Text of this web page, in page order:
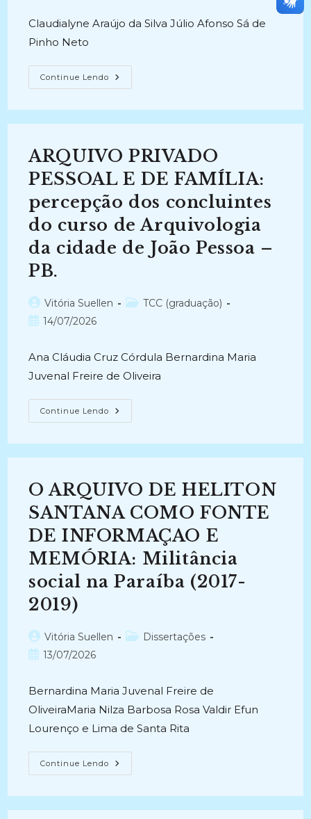
Claudialyne Araújo da Silva Júlio Afonso Sá de
Pinho Neto
Continue Lendo GESTÃO
DA
SETOR:
Do
Projeto
Garotada
Solidária
Desenvolvido
Pela
Organização
Não
Governamental
Amazona
ARQUIVO PRIVADO
PESSOAL E DE FAMÍLIA:
percepção dos concluintes
do curso de Arquivologia
da cidade de João Pessoa –
PB.
Autor
do
Vitória Suellen
Categoria
TCC (graduação)
Post14/07/2026
Ana Cláudia Cruz Córdula Bernardina Maria
Juvenal Freire de Oliveira
Continue Lendo ARQUIVO
PRIVADO
FAMÍLIA:
Concluintes
Do
Curso
De
Arquivologia
Da
De
João
Pessoa
–
O ARQUIVO DE HELITON
SANTANA COMO FONTE
DE INFORMAÇAO E
MEMÓRIA: Militância
social na Paraíba (2017-
2019)
Autor
do
Vitória Suellen
Categoria
Dissertações
Post13/07/2026
Bernardina Maria Juvenal Freire de
OliveiraMaria Nilza Barbosa Rosa Valdir Efun
Lourenço e Lima de Santa Rita
Continue Lendo O
ARQUIVO
COMO